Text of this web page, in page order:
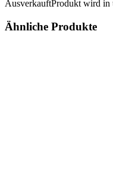
AusverkauftProdukt wird in
Ähnliche Produkte